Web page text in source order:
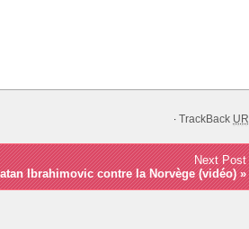
· TrackBack URI
Next Post
Ibrahimovic contre la Norvège (vidéo)»